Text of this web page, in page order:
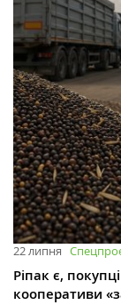
22 липня
Ріпак є,
кооперативи